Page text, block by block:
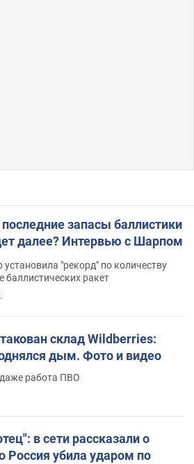
запасы баллистики
далее? Интервью с Шарпом
установила "рекорд" по количеству
ракет
склад Wildberries:
дым. Фото и видео
работа ПВО
в сети рассказали о
Россия убила ударом по